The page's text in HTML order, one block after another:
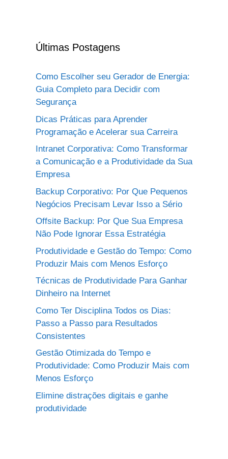
Últimas Postagens
Como Escolher seu Gerador de Energia:
Guia Completo para Decidir com
Segurança
Dicas Práticas para Aprender
Programação e Acelerar sua Carreira
Intranet Corporativa: Como Transformar
a Comunicação e a Produtividade da Sua
Empresa
Backup Corporativo: Por Que Pequenos
Negócios Precisam Levar Isso a Sério
Offsite Backup: Por Que Sua Empresa
Não Pode Ignorar Essa Estratégia
Produtividade e Gestão do Tempo: Como
Produzir Mais com Menos Esforço
Técnicas de Produtividade Para Ganhar
Dinheiro na Internet
Como Ter Disciplina Todos os Dias:
Passo a Passo para Resultados
Consistentes
Gestão Otimizada do Tempo e
Produtividade: Como Produzir Mais com
Menos Esforço
Elimine distrações digitais e ganhe
produtividade